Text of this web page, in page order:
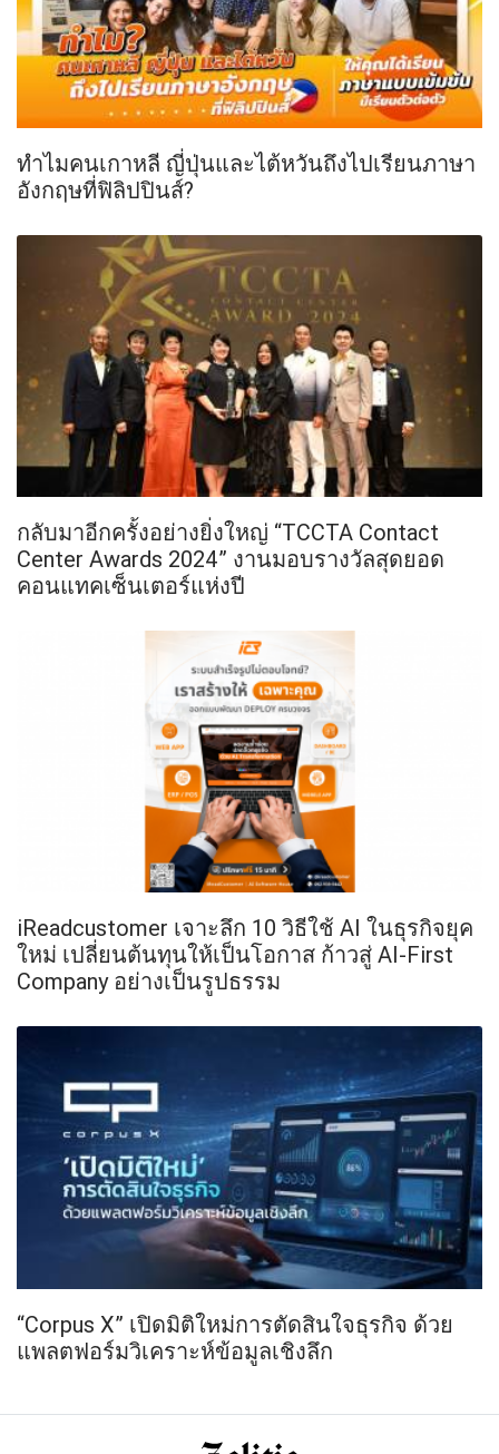
ทำไมคนเกาหลี ญี่ปุ่นและไต้หวันถึงไปเรียนภาษา
อังกฤษที่ฟิลิปปินส์?
กลับมาอีกครั้งอย่างยิ่งใหญ่ “TCCTA Contact
Center Awards 2024” งานมอบรางวัลสุดยอด
คอนแทคเซ็นเตอร์แห่งปี
iReadcustomer เจาะลึก 10 วิธีใช้ AI ในธุรกิจยุค
ใหม่ เปลี่ยนต้นทุนให้เป็นโอกาส ก้าวสู่ AI-First
Company อย่างเป็นรูปธรรม
“Corpus X” เปิดมิติใหม่การตัดสินใจธุรกิจ ด้วย
แพลตฟอร์มวิเคราะห์ข้อมูลเชิงลึก